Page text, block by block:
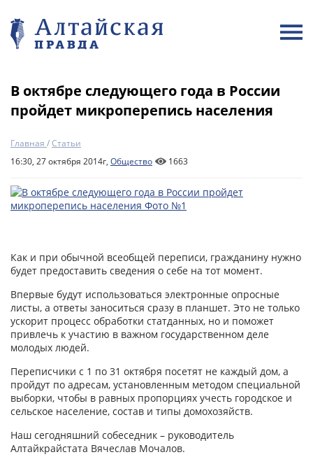
В октябре следующего года в России
пройдет микроперепись населения
Главная /Статьи
16:30, 27 октября 2014г, Общество 1663
Как и при обычной всеобщей переписи, гражданину нужно
будет предоставить сведения о себе на тот момент.
Впервые будут использоваться электронные опросные
листы, а ответы заноситься сразу в планшет. Это не только
ускорит процесс обработки статданных, но и поможет
привлечь к участию в важном государственном деле
молодых людей.
Переписчики с 1 по 31 октября посетят не каждый дом, а
пройдут по адресам, установленным методом специальной
выборки, чтобы в равных пропорциях учесть городское и
сельское население, состав и типы домохозяйств.
Наш сегодняшний собеседник – руководитель
Алтайкрайстата Вячеслав Мочалов.